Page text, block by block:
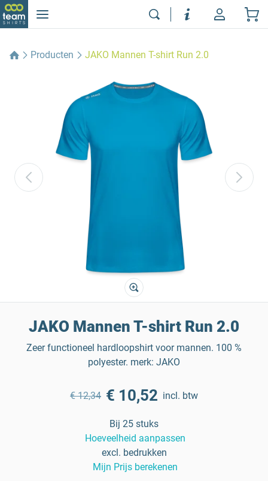
Producten JAKO Mannen T-shirt Run 2.0
JAKO Mannen T-shirt Run 2.0
Zeer functioneel hardloopshirt voor mannen. 100 %
polyester. merk: JAKO
€ 12,34 € 10,52 incl. btw
Bij 25 stuks
Hoeveelheid aanpassen
excl. bedrukken
Mijn Prijs berekenen